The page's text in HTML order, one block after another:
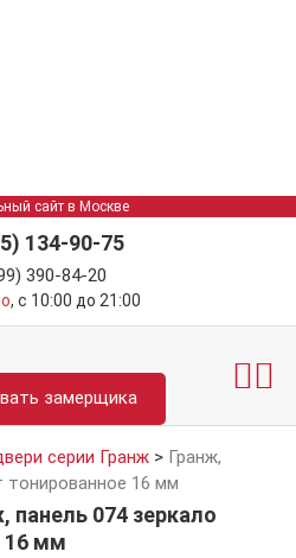
сайт в Москве
134-90-75
390-84-20
, с 10:00 до 21:00
замерщика
серии Гранж > Гранж,
тонированное 16 мм
панель 074 зеркало
16 мм